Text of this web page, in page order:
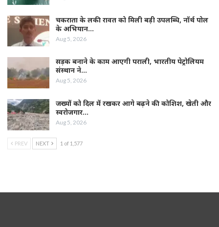
चकराता के लकी रावत को मिली बड़ी उपलब्धि, नॉर्थ पोल
के अभियान…
Aug 5, 2026
सड़क बनाने के काम आएगी पराली, भारतीय पेट्रोलियम
संस्थान ने…
Aug 5, 2026
जख्मों को दिल में रखकर आगे बढ़ने की कोशिश, खेती और
स्वरोजगार…
Aug 5, 2026
PREV NEXT 1 of 1,577